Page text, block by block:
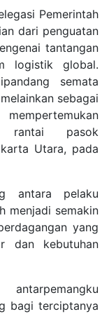
Pemerintah
dari penguatan
tantangan
logistik global.
semata
sebagai
rantai pasok
Utara, pada
antara pelaku
menjadi semakin
yang
dan kebutuhan
bagi terciptanya